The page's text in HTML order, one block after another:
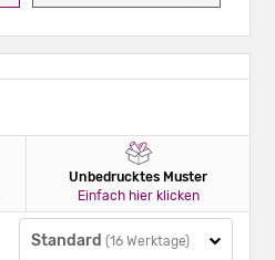
Unbedrucktes Muster
Einfach hier klicken
Standard (16 Werktage)